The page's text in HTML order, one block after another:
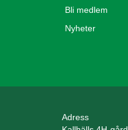
Bli medlem
Nyheter
Adress